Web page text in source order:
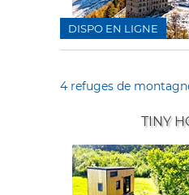
DISPO EN LIGNE
4 refuges de
TINY